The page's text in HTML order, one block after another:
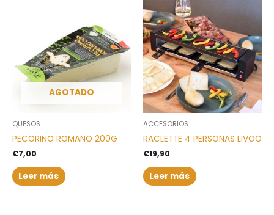
AGOTADO
QUESOS
PECORINO ROMANO 200G
€7,00
Leer más
ACCESORIOS
RACLETTE 4 PERSONAS LIVOO
€19,90
Leer más